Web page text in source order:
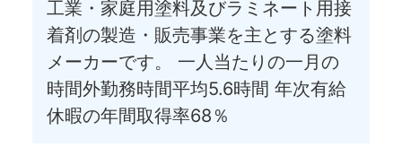
工業・家庭用塗料及びラミネート用接
着剤の製造・販売事業を主とする塗料
メーカーです。 一人当たりの一月の
時間外勤務時間平均5.6時間 年次有給
休暇の年間取得率68％